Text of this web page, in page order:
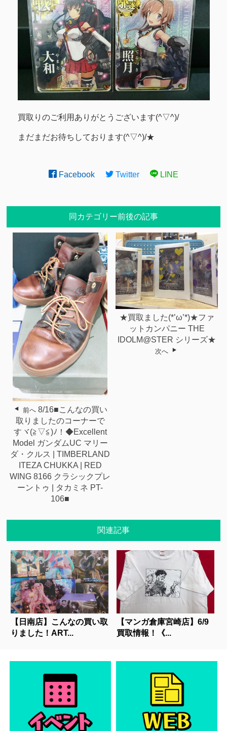
買取りのご利用ありがとうございます(^▽^)/
まだまだお待ちしております(^▽^)/★
Facebook Twitter LINE
同カテゴリー前後の記事
前へ 8/16■こんなの買い
取りましたのコーナーで
すヾ(≧▽≦)ﾉ！◆Excellent
Model ガンダムUC マリー
ダ・クルス | TIMBERLAND
ITEZA CHUKKA | RED
WING 8166 クラシックプレ
ーントゥ | タカミネ PT-
106■
★買取ました(*’ω’*)★ファ
ットカンパニー THE
IDOLM@STER シリーズ★
次へ
関連記事
【日南店】こんなの買い取
りました！ART...
【マンガ倉庫宮崎店】6/9
買取情報！《...